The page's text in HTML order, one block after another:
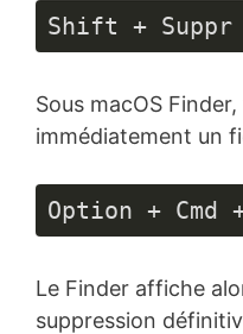
Shift + Suppr
Sous macOS
immédiatement un
Option + Cmd
Le Finder affiche
suppression